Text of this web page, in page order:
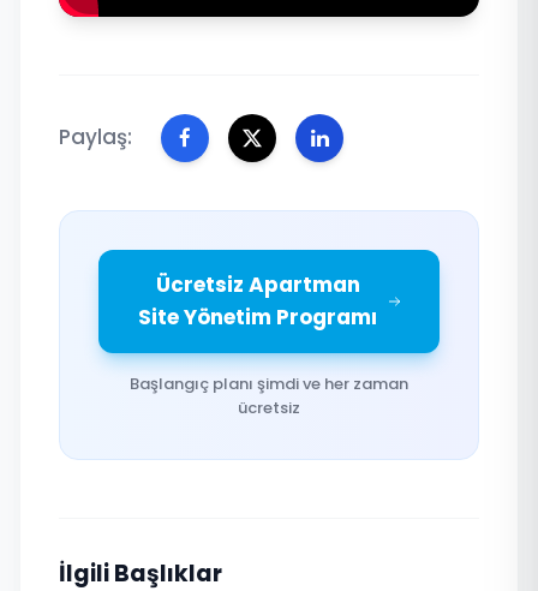
Paylaş:
Ücretsiz Apartman
Site Yönetim Programı
Başlangıç planı şimdi ve her zaman
ücretsiz
İlgili Başlıklar